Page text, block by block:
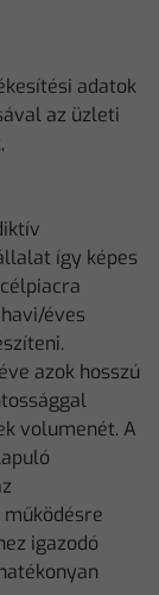
adatok
az üzleti
így képes
éves
azok hosszú
volumenét. A
igazodó